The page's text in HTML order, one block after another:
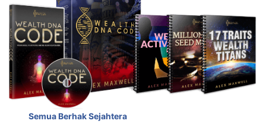
Semua Berhak Sejahtera